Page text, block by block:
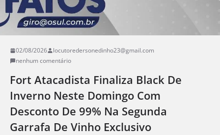
02/08/2026
locutoredersonedinho23@gmail.com
nenhum comentário
Fort Atacadista Finaliza Black De
Inverno Neste Domingo Com
Desconto De 99% Na Segunda
Garrafa De Vinho Exclusivo